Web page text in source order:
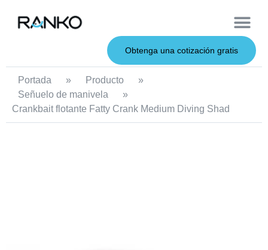
Obtenga una cotización gratis
Portada » Producto
»
Señuelo de manivela
»
Crankbait flotante Fatty Crank Medium Diving Shad